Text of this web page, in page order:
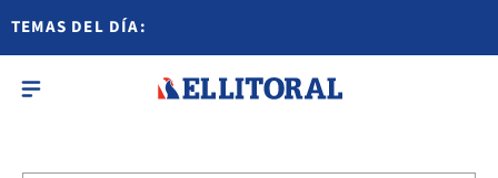
TEMAS DEL DÍA: